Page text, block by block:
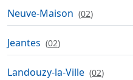
Neuve-Maison (02)
Jeantes (02)
Landouzy-la-Ville (02)